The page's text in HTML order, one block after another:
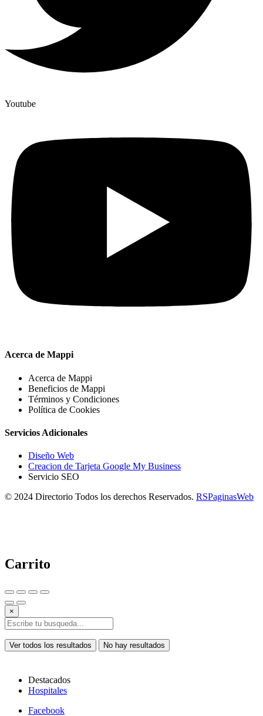
Youtube
Acerca de Mappi
Acerca de Mappi
Beneficios de Mappi
Términos y Condiciones
Política de Cookies
Servicios Adicionales
Diseño Web
Creacion de Tarjeta Google My Business
Servicio SEO
© 2024 Directorio Todos los derechos Reservados. RSPaginasWeb
Carrito
×
Ver todos los resultados No hay resultados
Destacados
Hospitales
Facebook